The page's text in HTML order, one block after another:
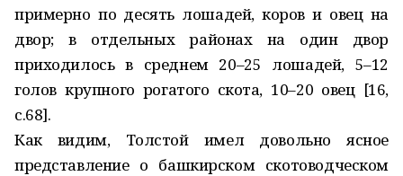
примерно по десять лошадей, коров и овец на
двор; в отдельных районах на один двор
приходилось в среднем 20–25 лошадей, 5–12
голов крупного рогатого скота, 10–20 овец [16,
с.68].
Как видим, Толстой имел довольно ясное
представление о башкирском скотоводческом